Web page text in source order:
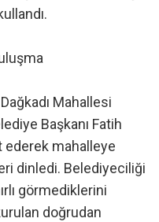
Dağkadı Mahallesi
Başkanı Fatih
ederek mahalleye
dinledi. Belediyeciliği
görmediklerini
doğrudan